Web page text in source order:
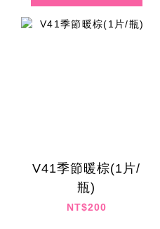
V41季節暖棕(1片/
瓶)
NT$200